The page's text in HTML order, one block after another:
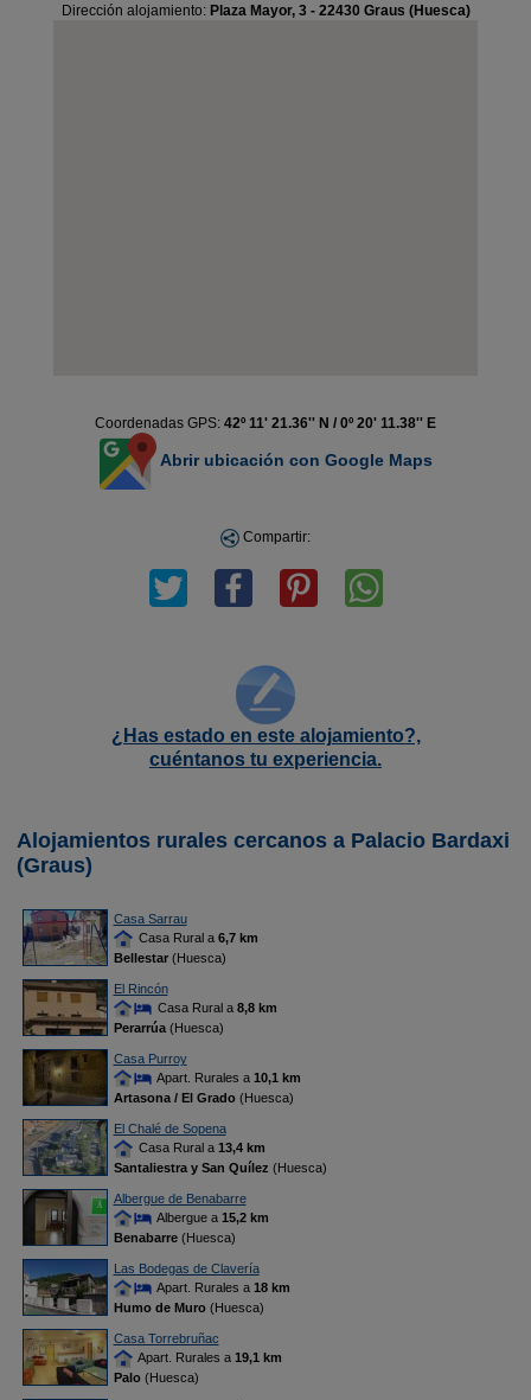
Dirección alojamiento: Plaza Mayor, 3 - 22430 Graus (Huesca)
Coordenadas GPS: 42º 11' 21.36'' N / 0º 20' 11.38'' E
Abrir ubicación con Google Maps
Compartir:
¿Has estado en este alojamiento?,
cuéntanos tu experiencia.
Alojamientos rurales cercanos a Palacio Bardaxi
(Graus)
Casa Sarrau
Casa Rural a 6,7 km
Bellestar(Huesca)
El Rincón
Casa Rural a 8,8 km
Perarrúa(Huesca)
Casa Purroy
Apart. Rurales a 10,1 km
Artasona / El Grado(Huesca)
El Chalé de Sopena
Casa Rural a 13,4 km
Santaliestra y San Quílez (Huesca)
Albergue de Benabarre
Albergue a 15,2 km
Benabarre(Huesca)
Las Bodegas de Clavería
Apart. Rurales a 18 km
Humo de Muro(Huesca)
Casa Torrebruñac
Apart. Rurales a 19,1 km
Palo(Huesca)